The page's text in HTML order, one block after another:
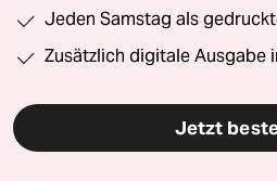
Jeden Samstag als
Zusätzlich digitale Ausgabe
Jetzt